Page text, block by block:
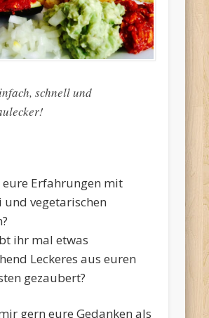
schnell und
eure Erfahrungen mit
vegetarischen
ihr mal etwas
Leckeres aus euren
gezaubert?
gern eure Gedanken als